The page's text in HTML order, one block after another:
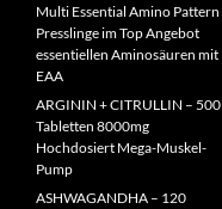
Multi Essential Amino Pattern
Presslinge im Top Angebot
essentiellen Aminosäuren mit
EAA
ARGININ + CITRULLIN – 500
Tabletten 8000mg
Hochdosiert Mega-Muskel-
Pump
ASHWAGANDHA – 120